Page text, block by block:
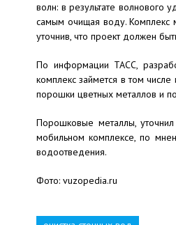
волн: в результате волнового
самым очищая воду. Комплекс
уточнив, что проект должен
По информации ТАСС,
комплекс займется в том
порошки цветных металлов и
Порошковые металлы,
мобильном комплексе, по
водоотведения.
Фото: vuzopedia.ru